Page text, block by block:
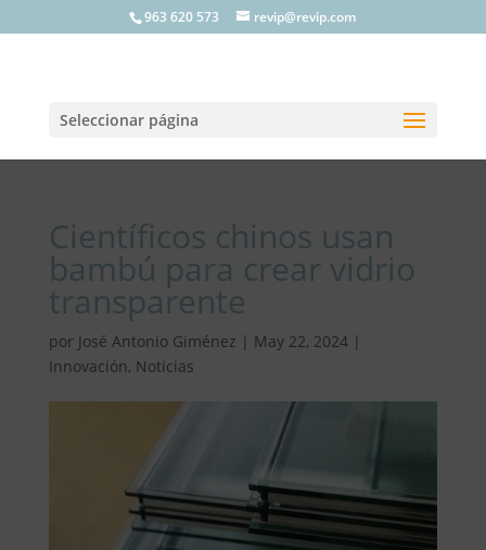
963 620 573 revip@revip.com
Seleccionar página
Científicos chinos usan
bambú para crear vidrio
transparente
por José Antonio Giménez | May 22, 2024|
Innovación, Noticias